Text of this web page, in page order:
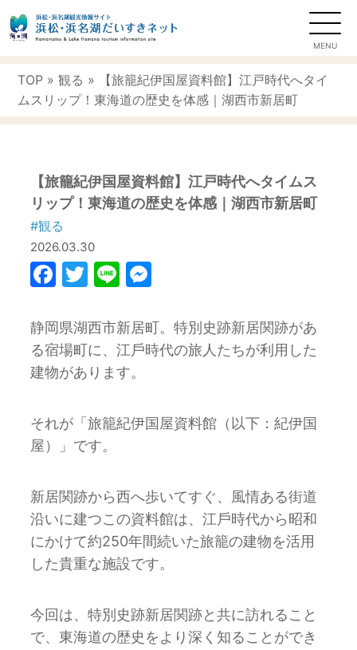
TOP »観る » 【旅籠紀伊国屋資料館】江戸時代へタイ
ムスリップ！東海道の歴史を体感｜湖西市新居町
【旅籠紀伊国屋資料館】江戸時代へタイムス
リップ！東海道の歴史を体感｜湖西市新居町
#観る
2026.03.30
Facebook
Twitter
Line
静岡県湖⻄市新居町。特別史跡新居関跡があ
る宿場町に、江⼾時代の旅⼈たちが利⽤した
建物があります。
それが「旅籠紀伊国屋資料館（以下：紀伊国
屋）」です。
新居関跡から⻄へ歩いてすぐ、⾵情ある街道
沿いに建つこの資料館は、江⼾時代から昭和
にかけて約250年間続いた旅籠の建物を活⽤
した貴重な施設です。
今回は、特別史跡新居関跡と共に訪れること
で、東海道の歴史をより深く知ることができ